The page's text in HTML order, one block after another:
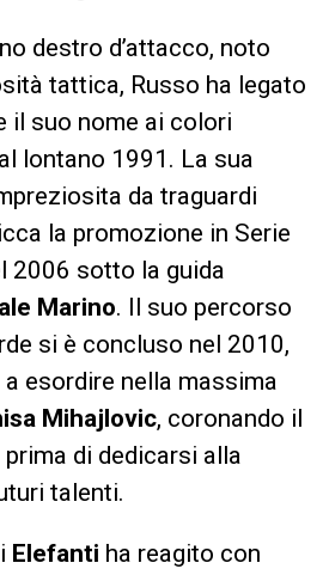
destro d’attacco, noto
tattica, Russo ha legato
il suo nome ai colori
lontano 1991. La sua
da traguardi
la promozione in Serie
2006 sotto la guida
Marino. Il suo percorso
si è concluso nel 2010,
esordire nella massima
Mihajlovic, coronando il
di dedicarsi alla
talenti.
Elefanti ha reagito con